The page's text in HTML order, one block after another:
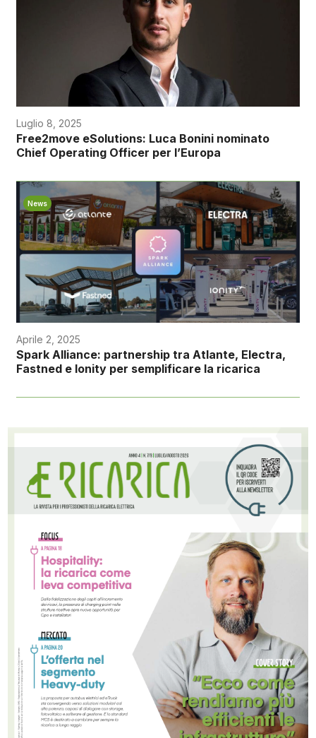
Luglio 8, 2025
Free2move eSolutions: Luca Bonini nominato
Chief Operating Officer per l’Europa
News
Aprile 2, 2025
Spark Alliance: partnership tra Atlante, Electra,
Fastned e Ionity per semplificare la ricarica